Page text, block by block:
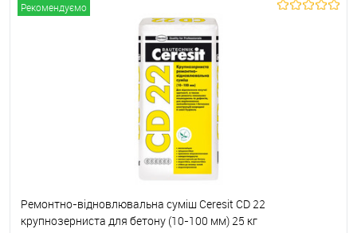
В корзину
В наявності
Рекомендуємо
Ремонтно-відновлювальна суміш Ceresit CD 22
крупнозерниста для бетону (10-100 мм) 25 кг